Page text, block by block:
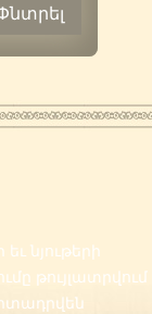
նյութերի
թույլատրվում